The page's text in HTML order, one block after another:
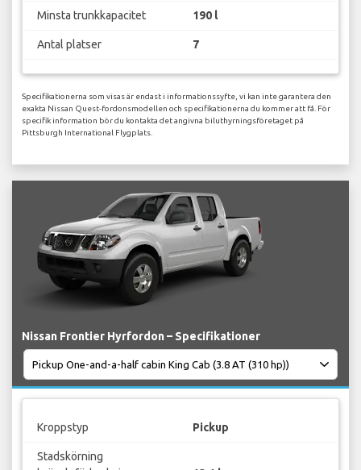
Minsta trunkkapacitet 190 l
Antal platser 7
Specifikationerna som visas är endast i informationssyfte, vi kan inte garantera den
exakta Nissan Quest-fordonsmodellen och specifikationerna du kommer att få. För
specifik information bör du kontakta det angivna biluthyrningsföretaget på
Pittsburgh International Flygplats.
Nissan Frontier Hyrfordon – Specifikationer
Kroppstyp Pickup
Stadskörning